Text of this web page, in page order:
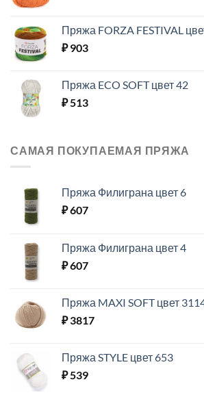
Пряжа FORZA FESTIVAL
₽903
Пряжа ECO SOFT цвет 42
₽513
САМАЯ ПОКУПАЕМАЯ ПРЯЖА
Пряжа Филиграна цвет 6
₽607
Пряжа Филиграна цвет 4
₽607
Пряжа MAXI SOFT цвет
₽3817
Пряжа STYLE цвет 653
₽539